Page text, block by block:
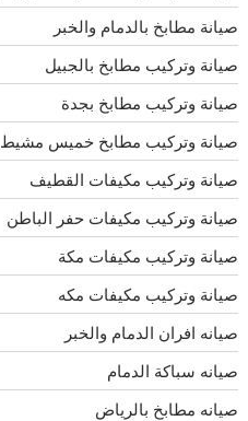
صيانة مطابخ بالدمام والخبر
صيانة وتركيب مطابخ بالجبيل
صيانة وتركيب مطابخ بجدة
صيانة وتركيب مطابخ خميس مشيط
صيانة وتركيب مكيفات القطيف
صيانة وتركيب مكيفات حفر الباطن
صيانة وتركيب مكيفات مكة
صيانة وتركيب مكيفات مكه
صيانه افران الدمام والخبر
صيانه سباكة الدمام
صيانه مطابخ بالرياض